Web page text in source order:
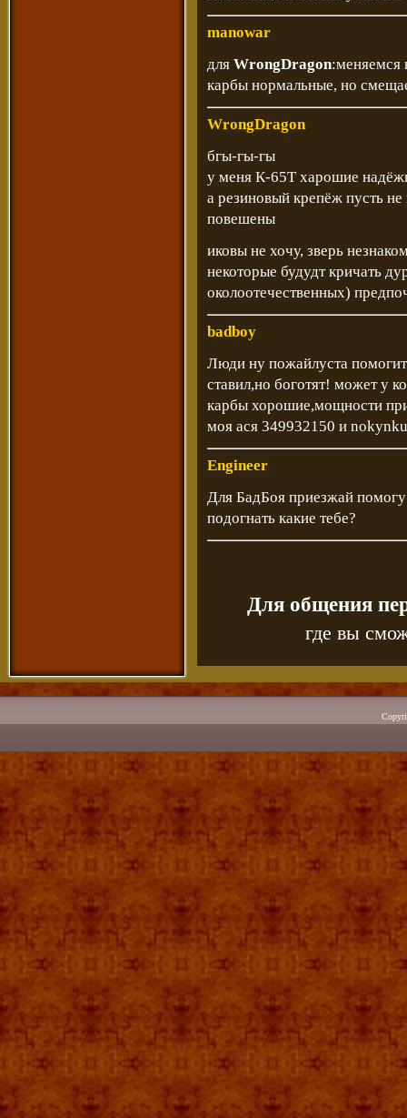
manowar
для WrongDragon:меняемся
карбы нормальные, но
WrongDragon
бгы-гы-гы
у меня К-65Т харошие
а резиновый крепёж пусть
повешены
иковы не хочу, зверь
некоторые будудт кричать
околоотечественных)
badboy
Люди ну пожайлуста
ставил,но боготят! может у
карбы хорошие,мощности
моя ася 349932150 и
Engineer
Для БадБоя приезжай
подогнать какие тебе?
Для общения
где вы